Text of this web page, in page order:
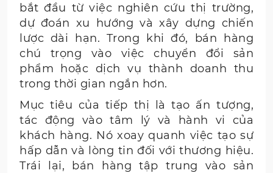
bắt đầu từ việc nghiên cứu thị trường,
dự đoán xu hướng và xây dựng chiến
lược dài hạn. Trong khi đó, bán hàng
chú trọng vào việc chuyển đổi sản
phẩm hoặc dịch vụ thành doanh thu
trong thời gian ngắn hơn.
Mục tiêu của tiếp thị là tạo ấn tượng,
tác động vào tâm lý và hành vi của
khách hàng. Nó xoay quanh việc tạo sự
hấp dẫn và lòng tin đối với thương hiệu.
Trái lại, bán hàng tập trung vào sản